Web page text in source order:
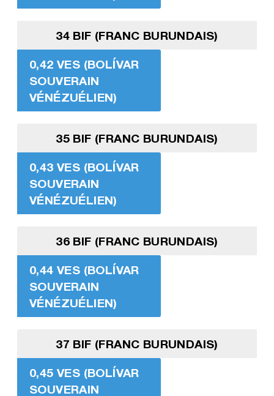
34 BIF (FRANC BURUNDAIS)
0,42 VES (BOLÍVAR
SOUVERAIN
VÉNÉZUÉLIEN)
35 BIF (FRANC BURUNDAIS)
0,43 VES (BOLÍVAR
SOUVERAIN
VÉNÉZUÉLIEN)
36 BIF (FRANC BURUNDAIS)
0,44 VES (BOLÍVAR
SOUVERAIN
VÉNÉZUÉLIEN)
37 BIF (FRANC BURUNDAIS)
0,45 VES (BOLÍVAR
SOUVERAIN